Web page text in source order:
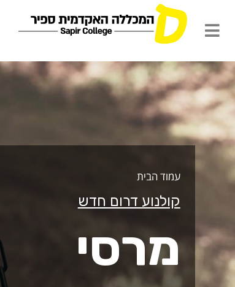
מרסי
עמוד הבית
קולנוע דרום חדש
מרסי